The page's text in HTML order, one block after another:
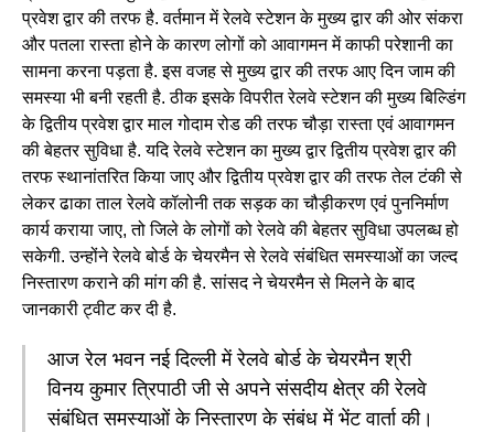
प्रवेश द्वार की तरफ है. वर्तमान में रेलवे स्टेशन के मुख्य द्वार की ओर संकरा
और पतला रास्ता होने के कारण लोगों को आवागमन में काफी परेशानी का
सामना करना पड़ता है. इस वजह से मुख्य द्वार की तरफ आए दिन जाम की
समस्या भी बनी रहती है. ठीक इसके विपरीत रेलवे स्टेशन की मुख्य बिल्डिंग
के द्वितीय प्रवेश द्वार माल गोदाम रोड की तरफ चौड़ा रास्ता एवं आवागमन
की बेहतर सुविधा है. यदि रेलवे स्टेशन का मुख्य द्वार द्वितीय प्रवेश द्वार की
तरफ स्थानांतरित किया जाए और द्वितीय प्रवेश द्वार की तरफ तेल टंकी से
लेकर ढाका ताल रेलवे कॉलोनी तक सड़क का चौड़ीकरण एवं पुननिर्माण
कार्य कराया जाए, तो जिले के लोगों को रेलवे की बेहतर सुविधा उपलब्ध हो
सकेगी. उन्होंने रेलवे बोर्ड के चेयरमैन से रेलवे संबंधित समस्याओं का जल्द
निस्तारण कराने की मांग की है. सांसद ने चेयरमैन से मिलने के बाद
जानकारी ट्वीट कर दी है.
आज रेल भवन नई दिल्ली में रेलवे बोर्ड के चेयरमैन श्री
विनय कुमार त्रिपाठी जी से अपने संसदीय क्षेत्र की रेलवे
संबंधित समस्याओं के निस्तारण के संबंध में भेंट वार्ता की।